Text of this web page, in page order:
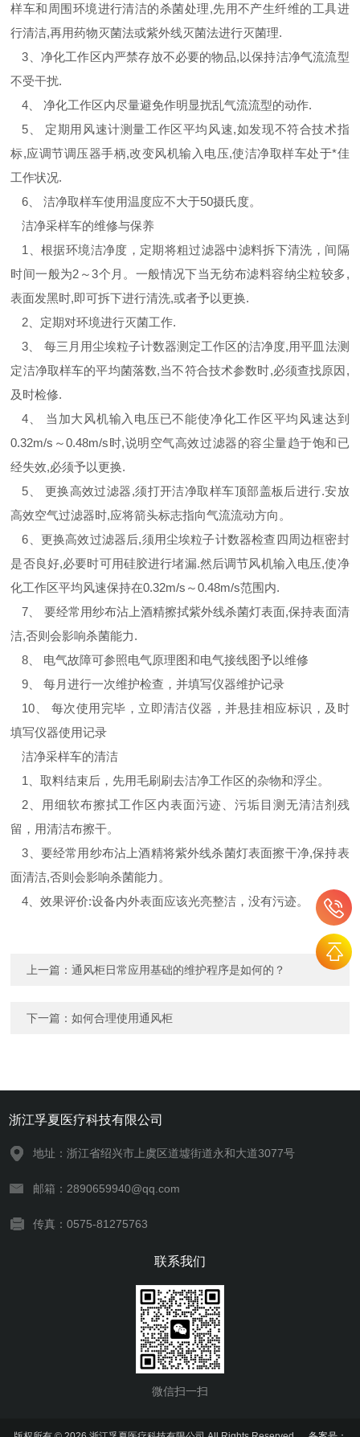
样车和周围环境进行清洁的杀菌处理,先用不产生纤维的工具进
行清洁,再用药物灭菌法或紫外线灭菌法进行灭菌理.
3 、净化工作区内严禁存放不必要的物品,以保持洁净气流流型
不受干扰.
4 、 净化工作区内尽量避免作明显扰乱气流流型的动作.
5 、 定期用风速计测量工作区平均风速,如发现不符合技术指
标,应调节调压器手柄,改变风机输入电压,使洁净取样车处于*佳
工作状况.
6 、 洁净取样车使用温度应不大于50摄氏度。
洁净采样车的维修与保养
1
、根据环境洁净度，定期将粗过滤器中滤料拆下清洗，间隔
时间一般为2 ～3个月。一般情况下当无纺布滤料容纳尘粒较多,
表面发黑时,即可拆下进行清洗,或者予以更换.
2 、定期对环境进行灭菌工作.
3 、 每三月用尘埃粒子计数器测定工作区的洁净度,用平皿法测
定洁净取样车的平均菌落数,当不符合技术参数时,必须查找原因 ,
及时检修.
4 、 当加大风机输入电压已不能使净化工作区平均风速达到
0.32m/s ～0.48m/s时,说明空气高效过滤器的容尘量趋于饱和已
经失效,必须予以更换.
5 、 更换高效过滤器,须打开洁净取样车顶部盖板后进行.安放
高效空气过滤器时,应将箭头标志指向气流流动方向。
6 、更换高效过滤器后,须用尘埃粒子计数器检查四周边框密封
是否良好,必要时可用硅胶进行堵漏.然后调节风机输入电压,使净
化工作区平均风速保持在0.32m/s ～0.48m/s范围内.
7 、 要经常用纱布沾上酒精擦拭紫外线杀菌灯表面,保持表面清
洁,否则会影响杀菌能力.
8 、 电气故障可参照电气原理图和电气接线图予以维修
9 、 每月进行一次维护检查，并填写仪器维护记录
10 、 每次使用完毕，立即清洁仪器，并悬挂相应标识，及时
填写仪器使用记录
洁净采样车的清洁
1
、取料结束后，先用毛刷刷去洁净工作区的杂物和浮尘。
2 、用细软布擦拭工作区内表面污迹、污垢目测无清洁剂残
留，用清洁布擦干。
3 、要经常用纱布沾上酒精将紫外线杀菌灯表面擦干净,保持表
面清洁,否则会影响杀菌能力。
4 、效果评价:设备内外表面应该光亮整洁，没有污迹。
上一篇：通风柜日常应用基础的维护程序是如何的？
下一篇：如何合理使用通风柜
浙江孚夏医疗科技有限公司
地址：浙江省绍兴市上虞区道墟街道永和大道3077号
邮箱：2890659940@qq.com
传真：0575-81275763
联系我们
微信扫一扫